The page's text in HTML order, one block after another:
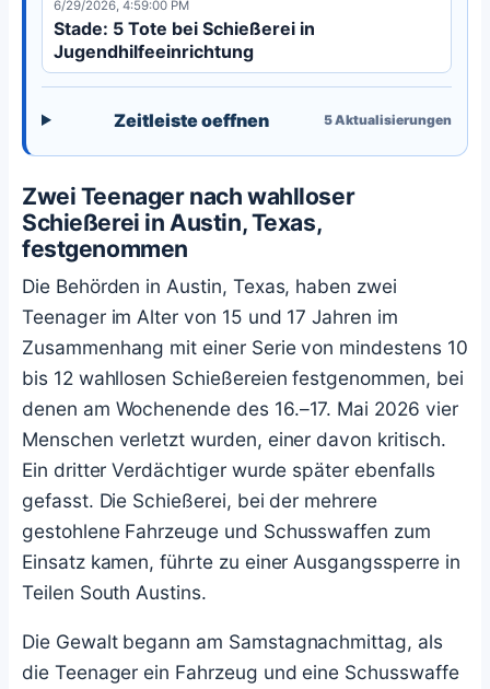
6/29/2026, 4:59:00 PM
Stade: 5 Tote bei Schießerei in
Jugendhilfeeinrichtung
Zeitleiste oeffnen 5Aktualisierungen
Zwei Teenager nach wahlloser
Schießerei in Austin, Texas,
festgenommen
Die Behörden in Austin, Texas, haben zwei
Teenager im Alter von 15 und 17 Jahren im
Zusammenhang mit einer Serie von mindestens 10
bis 12 wahllosen Schießereien festgenommen, bei
denen am Wochenende des 16.–17. Mai 2026 vier
Menschen verletzt wurden, einer davon kritisch.
Ein dritter Verdächtiger wurde später ebenfalls
gefasst. Die Schießerei, bei der mehrere
gestohlene Fahrzeuge und Schusswaffen zum
Einsatz kamen, führte zu einer Ausgangssperre in
Teilen South Austins.
Die Gewalt begann am Samstagnachmittag, als
die Teenager ein Fahrzeug und eine Schusswaffe